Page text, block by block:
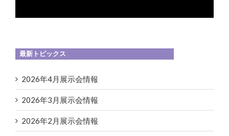
最新トピックス
2026年4月展示会情報
2026年3月展示会情報
2026年2月展示会情報